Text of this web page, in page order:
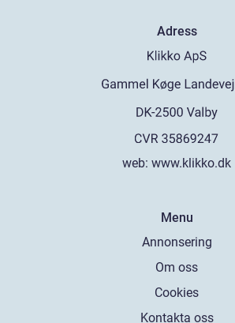
Adress
web: www.klikko.dk
Menu
Annonsering
Om oss
Cookies
Kontakta oss